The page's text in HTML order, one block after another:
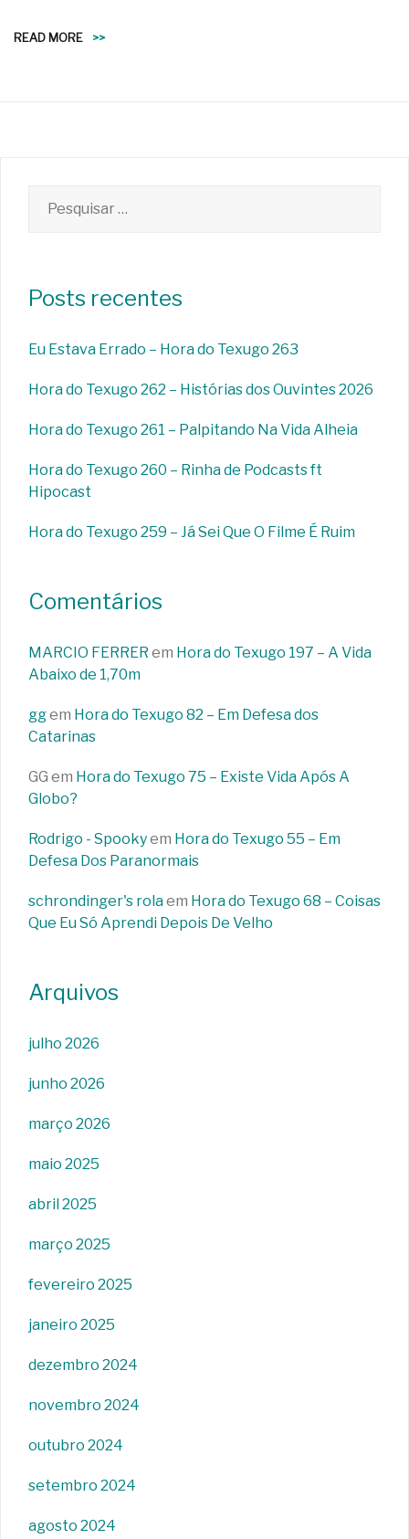
READ MORE >>
por:
Posts recentes
Eu Estava Errado – Hora do Texugo 263
Hora do Texugo 262 – Histórias dos Ouvintes 2026
Hora do Texugo 261 – Palpitando Na Vida Alheia
Hora do Texugo 260 – Rinha de Podcasts ft
Hipocast
Hora do Texugo 259 – Já Sei Que O Filme É Ruim
Comentários
MARCIO FERRER em Hora do Texugo 197 – A Vida
Abaixo de 1,70m
ggem Hora do Texugo 82 – Em Defesa dos
Catarinas
GG em Hora do Texugo 75 – Existe Vida Após A
Globo?
Rodrigo - Spookyem Hora do Texugo 55 – Em
Defesa Dos Paranormais
schrondinger's rolaem Hora do Texugo 68 – Coisas
Que Eu Só Aprendi Depois De Velho
Arquivos
julho 2026
junho 2026
março 2026
maio 2025
abril 2025
março 2025
fevereiro 2025
janeiro 2025
dezembro 2024
novembro 2024
outubro 2024
setembro 2024
agosto 2024